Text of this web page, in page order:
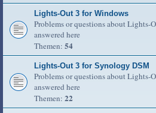
Lights-Out 3 for Windows
Problems or questions about Lights-
answered here
Themen: 54
Lights-Out 3 for Synology DSM
Problems or questions about Lights-
answered here
Themen: 22